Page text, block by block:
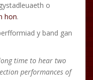
o
hon.
y band gan
time to hear two
performances of